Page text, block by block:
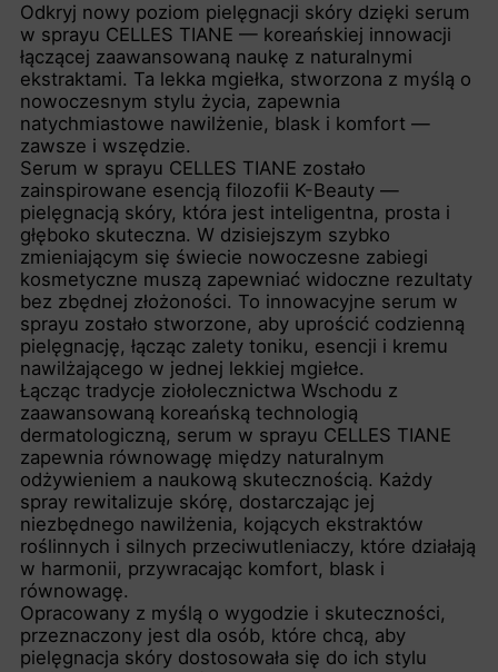
Odkryj nowy poziom pielęgnacji skóry dzięki serum
w sprayu CELLES TIANE — koreańskiej innowacji
łączącej zaawansowaną naukę z naturalnymi
ekstraktami. Ta lekka mgiełka, stworzona z myślą o
nowoczesnym stylu życia, zapewnia
natychmiastowe nawilżenie, blask i komfort —
zawsze i wszędzie.
Serum w sprayu CELLES TIANE zostało
zainspirowane esencją filozofii K-Beauty —
pielęgnacją skóry, która jest inteligentna, prosta i
głęboko skuteczna. W dzisiejszym szybko
zmieniającym się świecie nowoczesne zabiegi
kosmetyczne muszą zapewniać widoczne rezultaty
bez zbędnej złożoności. To innowacyjne serum w
sprayu zostało stworzone, aby uprościć codzienną
pielęgnację, łącząc zalety toniku, esencji i kremu
nawilżającego w jednej lekkiej mgiełce.
Łącząc tradycje ziołolecznictwa Wschodu z
zaawansowaną koreańską technologią
dermatologiczną, serum w sprayu CELLES TIANE
zapewnia równowagę między naturalnym
odżywieniem a naukową skutecznością. Każdy
spray rewitalizuje skórę, dostarczając jej
niezbędnego nawilżenia, kojących ekstraktów
roślinnych i silnych przeciwutleniaczy, które działają
w harmonii, przywracając komfort, blask i
równowagę.
Opracowany z myślą o wygodzie i skuteczności,
przeznaczony jest dla osób, które chcą, aby
pielęgnacja skóry dostosowała się do ich stylu